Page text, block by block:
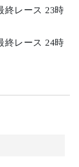
終レース 23時
終レース 24時